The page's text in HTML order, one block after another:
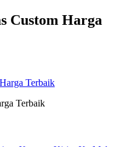
Custom Harga
Terbaik